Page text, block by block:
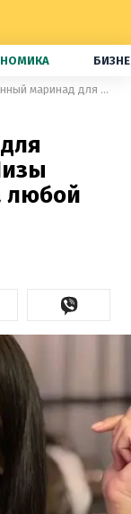
Фирменный маринад для шашлыка от жениха Лизы Глинской: рецепты на любой вкус
любой